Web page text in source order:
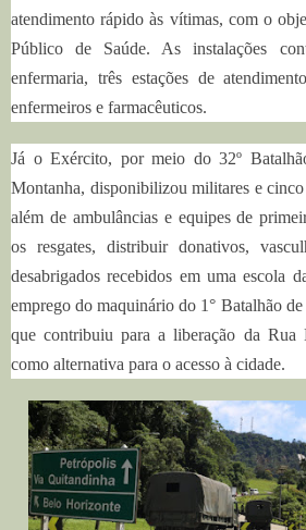
atendimento rápido às vítimas, com o
Público de Saúde. As instalações
enfermaria, três estações de
enfermeiros e farmacêuticos.
Já o Exército, por meio do 32º
Montanha, disponibilizou militares e cinco
além de ambulâncias e equipes de
os resgates, distribuir donativos,
desabrigados recebidos em uma escola
emprego do maquinário do 1° Batalhão
que contribuiu para a liberação da Rua
como alternativa para o acesso à cidade.